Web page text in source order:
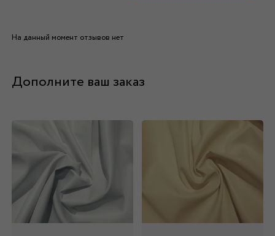
На данный момент отзывов нет
Дополните ваш заказ